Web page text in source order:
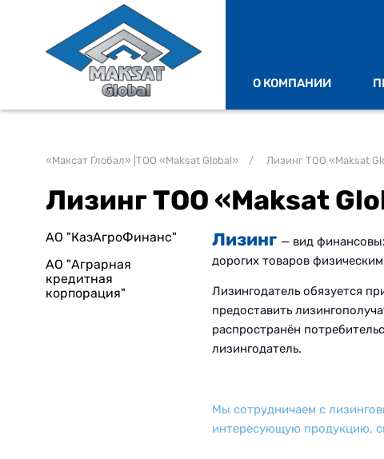
О КОМПАНИИ
«Максат Глобал» |ТОО «Maksat Global» / Лизинг ТОО «Maksat
Лизинг ТОО «Maksat
АО "КазАгроФинанс"
АО "Аграрная
кредитная
корпорация"
Лизинг — вид
дорогих товаров
Лизингодатель обязуется
предоставить
распространён
лизингодатель.
Мы сотрудничаем c
интересующую продукцию,